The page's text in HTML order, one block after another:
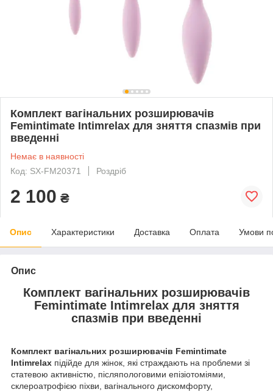
Комплект вагінальних розширювачів
Femintimate Intimrelax для зняття спазмів при
введенні
Немає в наявності
Код: SX-FM20371
Роздріб
2 100 ₴
Опис Характеристики Доставка Оплата Умови
Опис
Комплект вагінальних розширювачів
Femintimate Intimrelax для зняття
спазмів при введенні
Комплект вагінальних розширювачів Femintimate
Intimrelax підійде для жінок, які страждають на проблеми зі
статевою активністю, післяпологовими епізіотоміями,
склероатрофією піхви, вагінального дискомфорту,